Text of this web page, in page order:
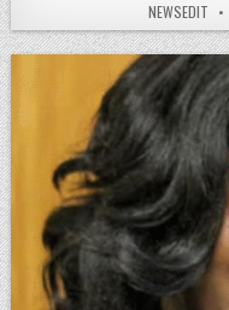
AUTHOR:
NEWSEDIT